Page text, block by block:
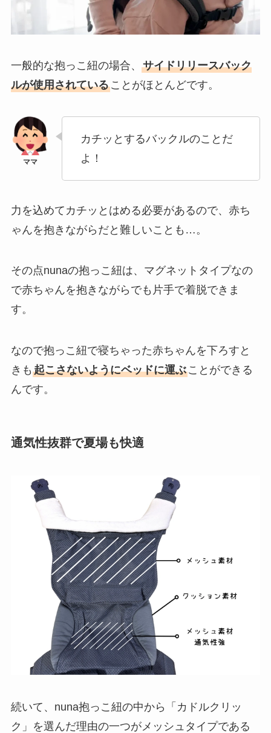
一般的な抱っこ紐の場合、 サイドリリースバック
ルが使用されていることがほとんどです。
カチッとするバックルのことだ
よ！
力を込めてカチッとはめる必要があるので、赤ち
ゃんを抱きながらだと難しいことも…。
その点nunaの抱っこ紐は、マグネットタイプなの
で赤ちゃんを抱きながらでも片手で着脱できま
す。
なので抱っこ紐で寝ちゃった赤ちゃんを下ろすと
きも 起こさないようにベッドに運ぶことができる
んです。
通気性抜群で夏場も快適
続いて、nuna抱っこ紐の中から「カドルクリッ
ク」を選んだ理由の一つがメッシュタイプである